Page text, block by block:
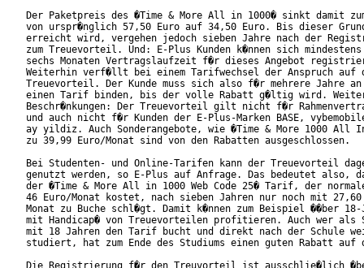
Der Paketpreis des �Time & More All in 1000� sinkt damit
von urspr�nglich 57,50 Euro auf 34,50 Euro. Bis dieser
erreicht wird, vergehen jedoch sieben Jahre nach der
zum Treuevorteil. Und: E-Plus Kunden k�nnen sich mindestens
sechs Monaten Vertragslaufzeit f�r dieses Angebot
Weiterhin verf�llt bei einem Tarifwechsel der Anspruch auf
Treuevorteil. Der Kunde muss sich also f�r mehrere Jahre an
einen Tarif binden, bis der volle Rabatt g�ltig wird.
Beschr�nkungen: Der Treuevorteil gilt nicht f�r
und auch nicht f�r Kunden der E-Plus-Marken BASE,
ay yildiz. Auch Sonderangebote, wie �Time & More 1000 All
zu 39,99 Euro/Monat sind von den Rabatten ausgeschlossen.
Bei Studenten- und Online-Tarifen kann der Treuevorteil
genutzt werden, so E-Plus auf Anfrage. Das bedeutet also,
der �Time & More All in 1000 Web Code 25� Tarif, der
46 Euro/Monat kostet, nach sieben Jahren nur noch mit
Monat zu Buche schl�gt. Damit k�nnen zum Beispiel ��ber
mit Handicap� von Treuevorteilen profitieren. Auch wer als
mit 18 Jahren den Tarif bucht und direkt nach der Schule
studiert, hat zum Ende des Studiums einen guten Rabatt
Die Registrierung f�r den Treuvorteil ist ausschlie�lich